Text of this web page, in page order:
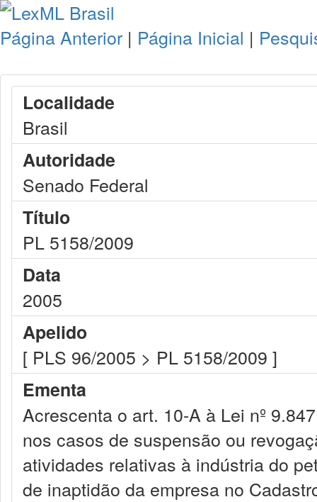
Página Anterior | Página Inicial |
Localidade
Brasil
Autoridade
Senado Federal
Título
PL 5158/2009
Data
2005
Apelido
[ PLS 96/2005 > PL 5158/2009 ]
Ementa
Acrescenta o art. 10-A à Lei nº
nos casos de suspensão ou
atividades relativas à indústria do
de inaptidão da empresa no